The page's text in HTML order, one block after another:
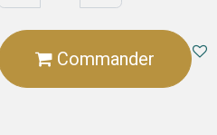
Commander